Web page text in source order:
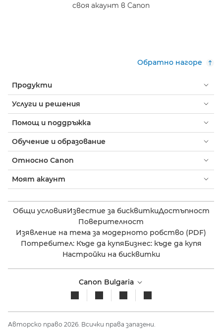
своя акаунт в Canon
Обратно нагоре
Продукти
Услуги и решения
Помощ и поддръжка
Обучение и образование
Относно Canon
Моят акаунт
Общи условияИзвестие за бисквиткиДостъпност
Поверителност
Изявление на тема за модерното робство (PDF)
Потребител: Къде да купяБизнес: къде да купя
Настройки на бисквитки
Canon Bulgaria
Авторско право 2026. Всички права запазени.